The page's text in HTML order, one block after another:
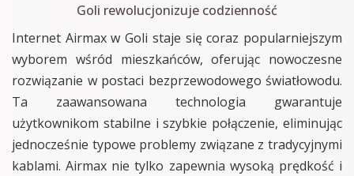
Goli rewolucjonizuje codzienność
Internet Airmax w Goli staje się coraz popularniejszym
wyborem wśród mieszkańców, oferując nowoczesne
rozwiązanie w postaci bezprzewodowego światłowodu.
Ta zaawansowana technologia gwarantuje
użytkownikom stabilne i szybkie połączenie, eliminując
jednocześnie typowe problemy związane z tradycyjnymi
kablami. Airmax nie tylko zapewnia wysoką prędkość i